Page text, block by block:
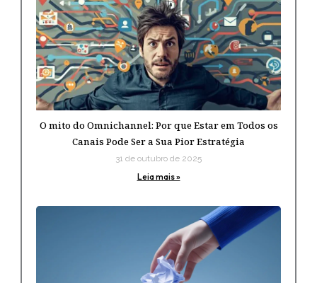
O mito do Omnichannel: Por que Estar em Todos os
Canais Pode Ser a Sua Pior Estratégia
31 de outubro de 2025
Leia mais »